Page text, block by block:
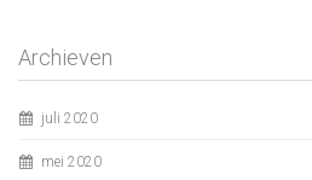
Archieven
juli 2020
mei 2020